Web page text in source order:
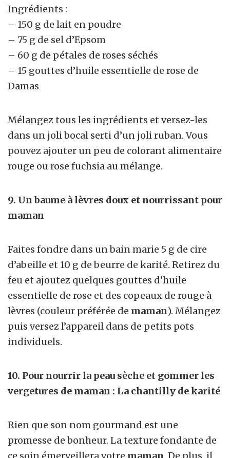
Ingrédients :
– 150 g de lait en poudre
– 75 g de sel d’Epsom
– 60 g de pétales de roses séchés
– 15 gouttes d’huile essentielle de rose de
Damas
Mélangez tous les ingrédients et versez-les
dans un joli bocal serti d’un joli ruban. Vous
pouvez ajouter un peu de colorant alimentaire
rouge ou rose fuchsia au mélange.
9. Un baume à lèvres doux et nourrissant pour
maman
Faites fondre dans un bain marie 5 g de cire
d’abeille et 10 g de beurre de karité. Retirez du
feu et ajoutez quelques gouttes d’huile
essentielle de rose et des copeaux de rouge à
lèvres (couleur préférée de maman). Mélangez
puis versez l’appareil dans de petits pots
individuels.
10. Pour nourrir la peau sèche et gommer les
vergetures de maman : La chantilly de karité
Rien que son nom gourmand est une
promesse de bonheur. La texture fondante de
ce soin émerveillera votre maman . De plus, il